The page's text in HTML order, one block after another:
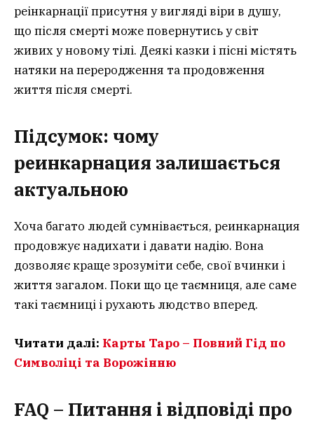
реінкарнації присутня у вигляді віри в душу,
що після смерті може повернутись у світ
живих у новому тілі. Деякі казки і пісні містять
натяки на переродження та продовження
життя після смерті.
Підсумок: чому
реинкарнация залишається
актуальною
Хоча багато людей сумнівається, реинкарнация
продовжує надихати і давати надію. Вона
дозволяє краще зрозуміти себе, свої вчинки і
життя загалом. Поки що це таємниця, але саме
такі таємниці і рухають людство вперед.
Читати далі: Карты Таро – Повний Гід по
Символіці та Ворожінню
FAQ – Питання і відповіді про